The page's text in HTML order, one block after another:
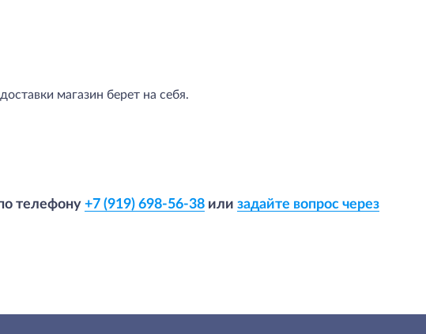
магазин берет на себя.
телефону +7 (919) 698-56-38 или задайте вопрос через